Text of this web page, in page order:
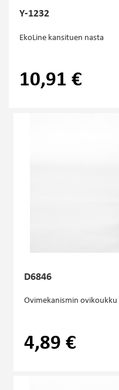
Y-1232
EkoLine kansituen nasta
10,91 €
D6846
Ovimekanismin ovikoukku
4,89 €